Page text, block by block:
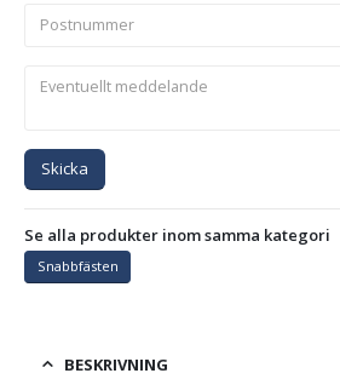
Skicka
Se alla produkter inom samma kategori
Snabbfästen
BESKRIVNING